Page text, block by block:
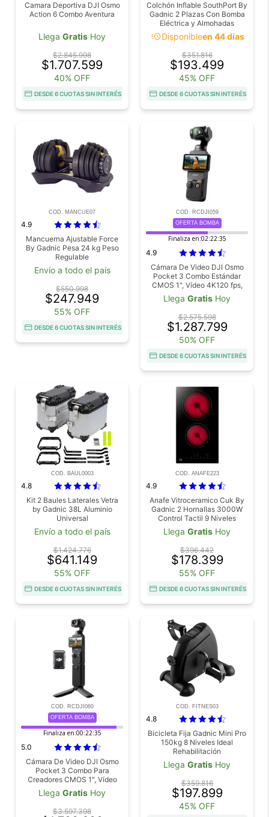
Camara Deportiva DJI Osmo
Action 6 Combo Aventura
Llega Gratis Hoy
$2.845.998
$1.707.599
40% OFF
DESDE 6 CUOTAS SIN INTERÉS
Colchón Inflable SouthPort By
Gadnic 2 Plazas Con Bomba
Eléctrica y Almohadas
Camping
acuteDisponibleen 44 días
$351.816
$193.499
45% OFF
DESDE 6 CUOTAS SIN INTERÉS
COD. MANCUE07
4.9
Mancuerna Ajustable Force
By Gadnic Pesa 24 kg Peso
Regulable
Envío a todo el país
$550.998
$247.949
55% OFF
DESDE 6 CUOTAS SIN INTERÉS
COD. RCDJI059
OFERTA BOMBA
Finaliza en:02:22:34
4.9
Cámara De Video DJI Osmo
Pocket 3 Combo Estándar
CMOS 1", Vídeo 4K120 fps,
Estabilización En 3 Ejes,
Enfoque Rápido, Seguimiento
De Caras/Objetivos, Pantalla
Táctil Giratoria De 2"
Llega Gratis Hoy
$2.575.598
$1.287.799
50% OFF
DESDE 6 CUOTAS SIN INTERÉS
COD. BAUL0003
4.8
Kit 2 Baules Laterales Vetra
by Gadnic 38L Aluminio
Universal
Envío a todo el país
$1.424.776
$641.149
55% OFF
DESDE 6 CUOTAS SIN INTERÉS
COD. ANAFE223
4.9
Anafe Vitroceramico Cuk By
Gadnic 2 Hornallas 3000W
Control Tactil 9 Niveles
Temporizador Bloqueo Infantil
Llega Gratis Hoy
$396.442
$178.399
55% OFF
DESDE 6 CUOTAS SIN INTERÉS
COD. RCDJI060
OFERTA BOMBA
Finaliza en:00:22:34
5.0
Cámara De Video DJI Osmo
Pocket 3 Combo Para
Creadores CMOS 1", Vídeo
4K120 fps, Estabilización En 3
Ejes, Enfoque Rápido,
Seguimiento De
Llega Gratis Hoy
$3.597.398
COD. FITNES03
4.8
Bicicleta Fija Gadnic Mini Pro
150kg 8 Niveles Ideal
Rehabilitación
Llega Gratis Hoy
$359.816
$197.899
45% OFF